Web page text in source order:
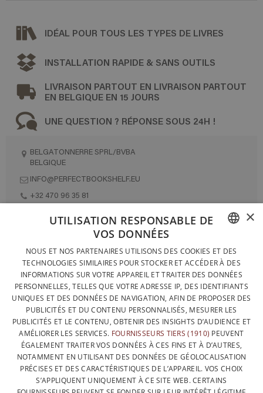
IDÉAL POUR TOUS LES TYPES DE LIVRES
INSTALLATION RAPIDE & SANS OUTILS
LIVRAISON PARTOUT EN LIVRAISON PARTOUT
EN BELGIQUE EN 15 JOURS
UNE QUESTION ? RÉPONSE SOUS 24H !
BELGATONNERRE SPRL/BVBA
BELGIQUE
INFO@PERFECTBOOKSHELF.EU
+32 470 96 35 81
CONTACTEZ-NOUS
PROTECTION DES DONNÉES
CONDITIONS GÉNÉRALES DE VENTE
SITEMAP
FRENCH
DUTCH
ENGLISH
×
UTILISATION RESPONSABLE DE
VOS DONNÉES
NOUS ET NOS PARTENAIRES UTILISONS DES COOKIES ET DES
TECHNOLOGIES SIMILAIRES POUR STOCKER ET ACCÉDER À DES
INFORMATIONS SUR VOTRE APPAREIL ET TRAITER DES DONNÉES
PERSONNELLES, TELLES QUE VOTRE ADRESSE IP, DES IDENTIFIANTS
UNIQUES ET DES DONNÉES DE NAVIGATION, AFIN DE PROPOSER DES
PUBLICITÉS ET DU CONTENU PERSONNALISÉS, MESURER LES
PUBLICITÉS ET LE CONTENU, OBTENIR DES INSIGHTS D’AUDIENCE ET
AMÉLIORER LES SERVICES. FOURNISSEURS TIERS (1910) PEUVENT
ÉGALEMENT TRAITER VOS DONNÉES À CES FINS ET À D’AUTRES,
NOTAMMENT EN UTILISANT DES DONNÉES DE GÉOLOCALISATION
PRÉCISES ET DES CARACTÉRISTIQUES DE L’APPAREIL. VOS CHOIX
S’APPLIQUENT UNIQUEMENT À CE SITE WEB. CERTAINS